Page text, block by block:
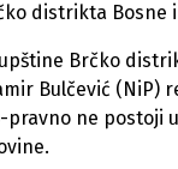
distrikta Bosne
Brčko
Bulčević (NiP)
pravno ne postoji